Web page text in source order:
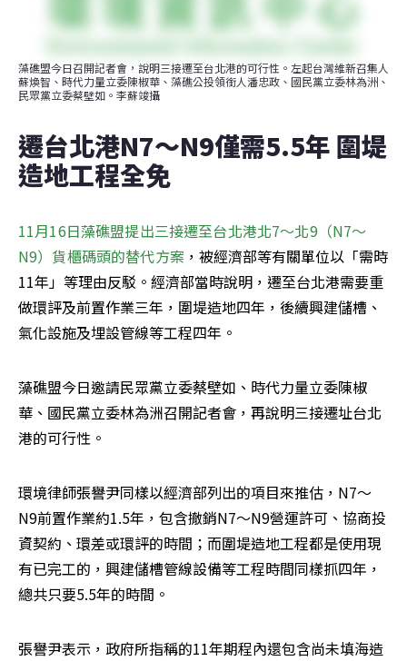
藻礁盟今日召開記者會，說明三接遷至台北港的可行性。左起台灣維新召集人
蘇煥智、時代力量立委陳椒華、藻礁公投領銜人潘忠政、國民黨立委林為洲、
民眾黨立委蔡壁如。李蘇竣攝
遷台北港N7～N9僅需5.5年 圍堤
造地工程全免
11月16日藻礁盟提出三接遷至台北港北7～北9（N7～
N9）貨櫃碼頭的替代方案，被經濟部等有關單位以「需時
11年」等理由反駁。經濟部當時說明，遷至台北港需要重
做環評及前置作業三年，圍堤造地四年，後續興建儲槽、
氣化設施及埋設管線等工程四年。
藻礁盟今日邀請民眾黨立委蔡壁如、時代力量立委陳椒
華、國民黨立委林為洲召開記者會，再說明三接遷址台北
港的可行性。
環境律師張譽尹同樣以經濟部列出的項目來推估，N7～
N9前置作業約1.5年，包含撤銷N7～N9營運許可、協商投
資契約、環差或環評的時間；而圍堤造地工程都是使用現
有已完工的，興建儲槽管線設備等工程時間同樣抓四年，
總共只要5.5年的時間。
張譽尹表示，政府所指稱的11年期程內還包含尚未填海造